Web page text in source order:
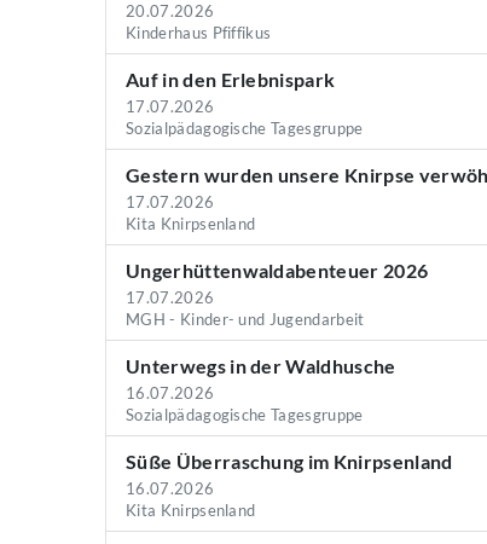
20.07.2026
Kinderhaus Pfiffikus
Auf in den Erlebnispark
17.07.2026
Sozialpädagogische Tagesgruppe
Gestern wurden unsere Knirpse
17.07.2026
Kita Knirpsenland
Ungerhüttenwaldabenteuer 2026
17.07.2026
MGH - Kinder- und Jugendarbeit
Unterwegs in der Waldhusche
16.07.2026
Sozialpädagogische Tagesgruppe
Süße Überraschung im Knirpsenland
16.07.2026
Kita Knirpsenland